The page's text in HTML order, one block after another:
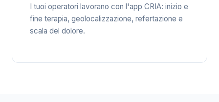
I tuoi operatori lavorano con l'app CRIA: inizio e
fine terapia, geolocalizzazione, refertazione e
scala del dolore.